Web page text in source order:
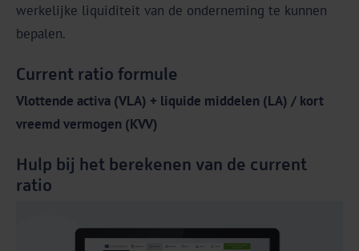
werkelijke liquiditeit van de onderneming te kunnen
bepalen.
Current ratio formule
Vlottende activa (VLA) + liquide middelen (LA) / kort
vreemd vermogen (KVV)
Hulp bij het berekenen van de current
ratio